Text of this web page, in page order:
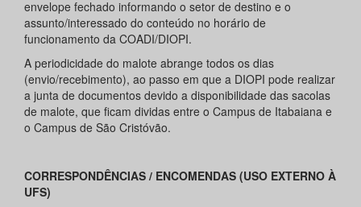
envelope fechado informando o setor de destino e o
assunto/interessado do conteúdo no horário de
funcionamento da COADI/DIOPI.
A periodicidade do malote abrange todos os dias
(envio/recebimento), ao passo em que a DIOPI pode realizar
a junta de documentos devido a disponibilidade das sacolas
de malote, que ficam dividas entre o Campus de Itabaiana e
o Campus de São Cristóvão.
CORRESPONDÊNCIAS / ENCOMENDAS (USO EXTERNO À
UFS)